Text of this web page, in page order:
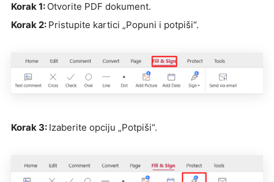
Korak 1: Otvorite PDF dokument.
Korak 2: Pristupite kartici „Popuni i potpiši“.
Korak 3: Izaberite opciju „Potpiši“.